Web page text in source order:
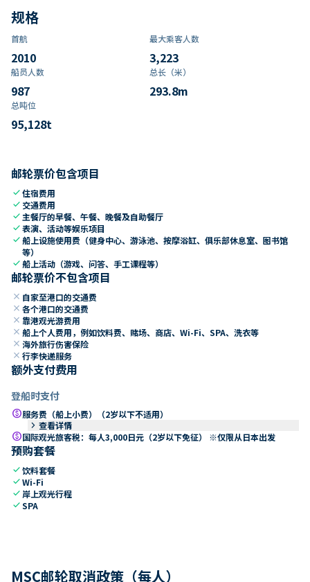
规格
首航
2010
最大乘客人数
3,223
船员人数
987
总长（米）
293.8m
总吨位
95,128t
邮轮票价包含项目
check住宿费用
check 交通费用
check 主餐厅的早餐、午餐、晚餐及自助餐厅
check表演、活动等娱乐项目
check船上设施使用费（健身中心、游泳池、按摩浴缸、俱乐部休息室、图书馆
等）
check船上活动（游戏、问答、手工课程等）
邮轮票价不包含项目
close 自家至港口的交通费
close 各个港口的交通费
close 靠港观光游费用
close 船上个人费用，例如饮料费、赌场、商店、Wi-Fi、SPA、洗衣等
close 海外旅行伤害保险
close 行李快递服务
额外支付费用
登船时支付
paid服务费（船上小费）（2岁以下不适用）
keyboard_arrow_right 查看详情
paid国际观光旅客税：每人3,000日元（2岁以下免征） ※仅限从日本出发
预购套餐
check饮料套餐
checkWi-Fi
check 岸上观光行程
checkSPA
MSC邮轮取消政策（每人）